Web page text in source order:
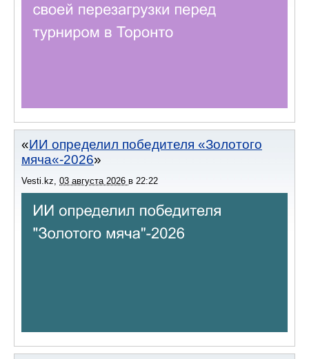
ИИ определил победителя «Золотого
мяча«-2026
Vesti.kz 03 августа 2026 в 22:22